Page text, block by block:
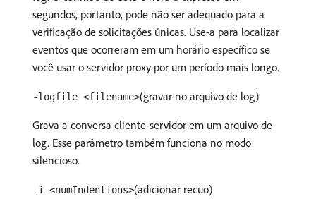
segundos, portanto, pode não ser adequado para a
verificação de solicitações únicas. Use-a para localizar
eventos que ocorreram em um horário específico se
você usar o servidor proxy por um período mais longo.
-logfile <filename>(gravar no arquivo de log)
Grava a conversa cliente-servidor em um arquivo de
log. Esse parâmetro também funciona no modo
silencioso.
-i <numIndentions>(adicionar recuo)